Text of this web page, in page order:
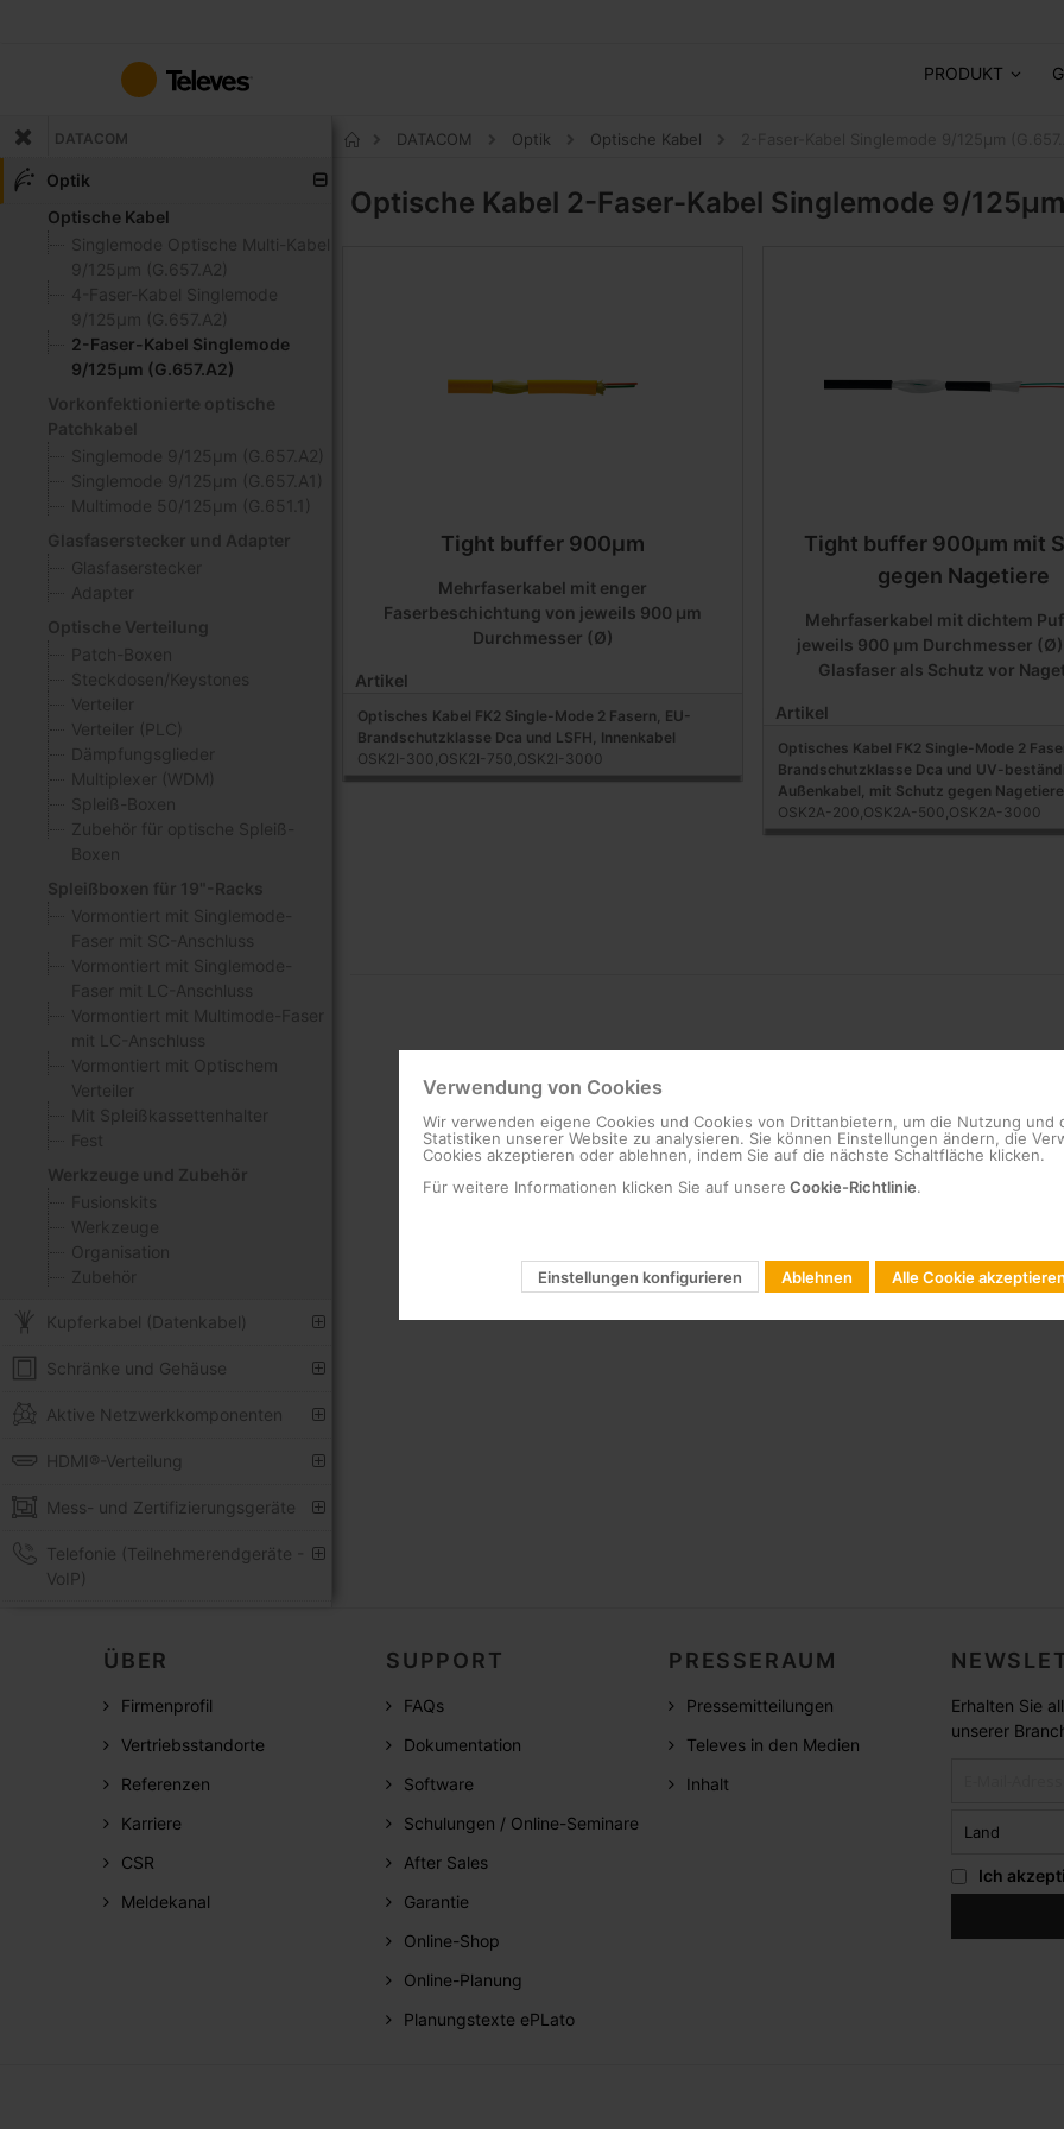
springen
PRODUKT
DATACOM
Optik
Optische Kabel
Singlemode Optische Multi-Kabel
9/125μm (G.657.A2)
4-Faser-Kabel Singlemode
9/125μm (G.657.A2)
2-Faser-Kabel Singlemode
9/125μm (G.657.A2)
Vorkonfektionierte optische
Patchkabel
Singlemode 9/125μm (G.657.A2)
Singlemode 9/125μm (G.657.A1)
Multimode 50/125μm (G.651.1)
Glasfaserstecker und Adapter
Glasfaserstecker
Adapter
Optische Verteilung
Patch-Boxen
Steckdosen/Keystones
Verteiler
Verteiler (PLC)
Dämpfungsglieder
Multiplexer (WDM)
Spleiß-Boxen
Zubehör für optische Spleiß-
Boxen
Spleißboxen für 19"-Racks
Vormontiert mit Singlemode-
Faser mit SC-Anschluss
Vormontiert mit Singlemode-
Faser mit LC-Anschluss
Vormontiert mit Multimode-Faser
mit LC-Anschluss
Vormontiert mit Optischem
Verteiler
Mit Spleißkassettenhalter
Fest
Werkzeuge und Zubehör
Fusionskits
Werkzeuge
Organisation
Zubehör
Kupferkabel (Datenkabel)
Schränke und Gehäuse
Aktive Netzwerkkomponenten
HDMI®-Verteilung
Mess- und Zertifizierungsgeräte
Telefonie (Teilnehmerendgeräte -
VoIP)
DATACOM Optik Optische Kabel
Optische Kabel 2-Faser-Kabel Singlemode 9/
Tight buffer 900µm
Mehrfaserkabel mit enger
Faserbeschichtung von jeweils 900 μm
Durchmesser (Ø)
Artikel
Optisches Kabel FK2 Single-Mode 2 Fasern, EU-
Brandschutzklasse Dca und LSFH, Innenkabel
OSK2I-300,OSK2I-750,OSK2I-3000
Tight buffer 900µm mit
gegen Nagetiere
Mehrfaserkabel mit dichtem
jeweils 900 μm Durchmesser
Glasfaser als Schutz vor
Artikel
Optisches Kabel FK2 Single-Mode 2
Brandschutzklasse Dca und UV-
Außenkabel, mit Schutz gegen Nagetiere
OSK2A-200,OSK2A-500,OSK2A-3000
ÜBER
Firmenprofil
Vertriebsstandorte
Referenzen
Karriere
CSR
Meldekanal
SUPPORT
FAQs
Dokumentation
Software
Schulungen / Online-Seminare
After Sales
Garantie
Online-Shop
Online-Planung
Planungstexte ePLato
PRESSERAUM
Pressemitteilungen
Televes in den Medien
Inhalt
Erhalten Sie
unserer
Ich
Verwendung von Cookies
Wir verwenden eigene Cookies und Cookies von Drittanbietern, um die Nutzung und
Statistiken unserer Website zu analysieren. Sie können Einstellungen ändern, die
Cookies akzeptieren oder ablehnen, indem Sie auf die nächste Schaltfläche klicken.
Für weitere Informationen klicken Sie auf unsere Cookie-Richtlinie.
Einstellungen konfigurieren Ablehnen Alle Cookie akzeptieren